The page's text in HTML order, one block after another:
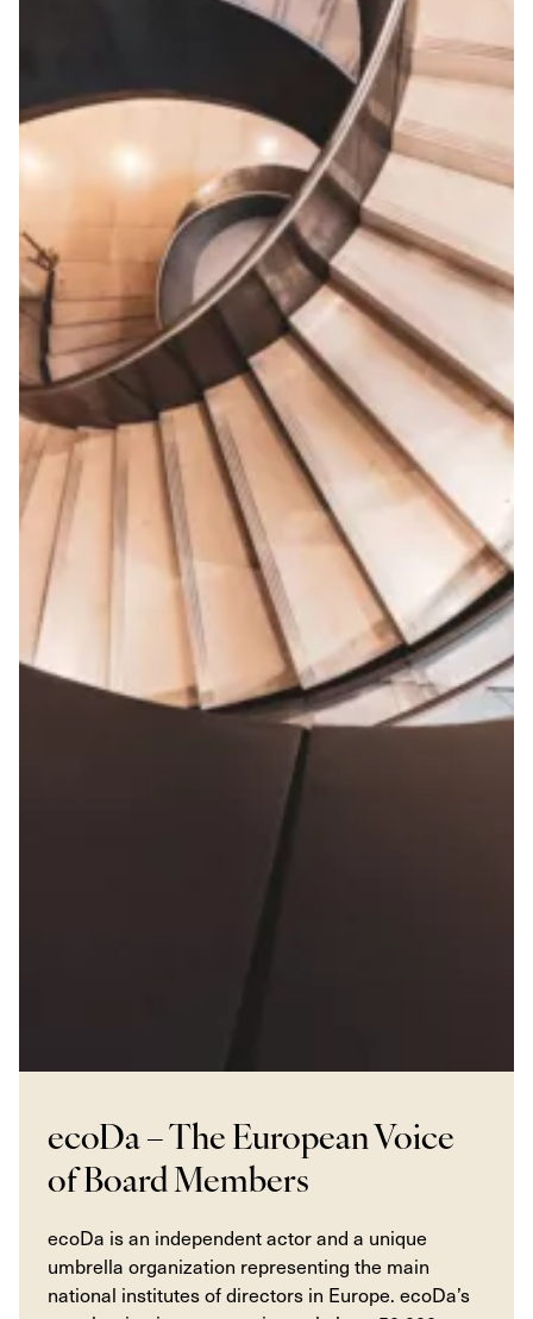
ecoDa – The European Voice
of Board Members
ecoDa is an independent actor and a unique
umbrella organization representing the main
national institutes of directors in Europe. ecoDa’s